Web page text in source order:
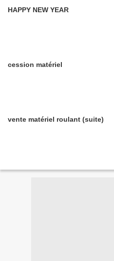
HAPPY NEW YEAR
cession matériel
vente matériel roulant (suite)